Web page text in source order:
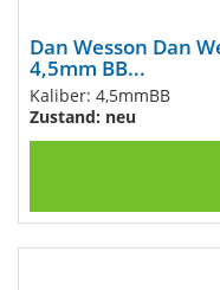
Dan Wesson Dan
4,5mm BB...
Kaliber: 4,5mmBB
Zustand: neu